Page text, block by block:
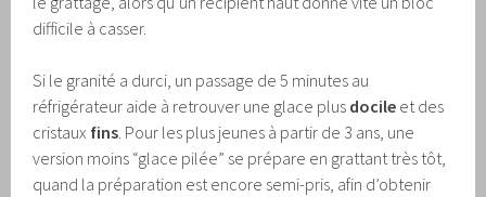
difficile à casser.
Si le granité a durci, un passage de 5 minutes au
réfrigérateur aide à retrouver une glace plus docile et des
cristaux fins . Pour les plus jeunes à partir de 3 ans, une
version moins “glace pilée” se prépare en grattant très tôt,
quand la préparation est encore semi-pris, afin d’obtenir